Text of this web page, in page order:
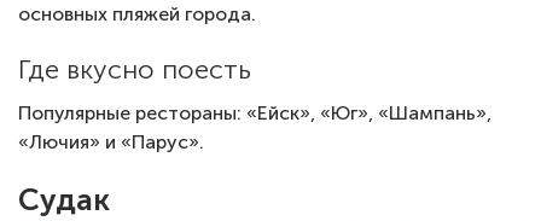
основных пляжей города.
Где вкусно поесть
Популярные рестораны: «Ейск», «Юг», «Шампань»,
«Лючия» и «Парус».
Судак